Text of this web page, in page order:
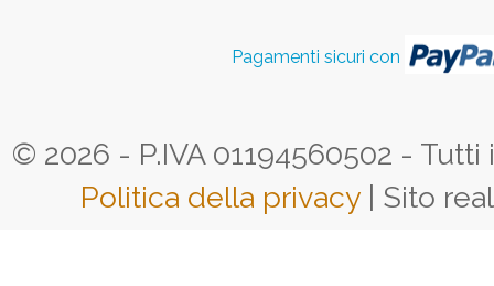
Pagamenti sicuri con
© 2026 - P.IVA 01194560502 -
Politica della privacy | Sito